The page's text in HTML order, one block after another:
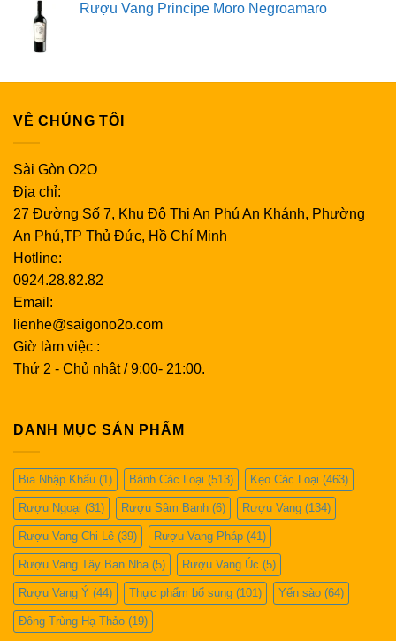
Rượu Vang Principe Moro Negroamaro
VỀ CHÚNG TÔI
Sài Gòn O2O
Địa chỉ:
27 Đường Số 7, Khu Đô Thị An Phú An Khánh, Phường
An Phú,TP Thủ Đức, Hồ Chí Minh
Hotline:
0924.28.82.82
Email:
lienhe@saigono2o.com
Giờ làm việc :
Thứ 2 - Chủ nhật / 9:00- 21:00.
DANH MỤC SẢN PHẨM
Bia Nhập Khẩu (1) Bánh Các Loại (513) Kẹo Các Loại (463)
Rượu Ngoại (31) Rượu Sâm Banh (6) Rượu Vang (134)
Rượu Vang Chi Lê (39) Rượu Vang Pháp (41)
Rượu Vang Tây Ban Nha (5) Rượu Vang Úc (5)
Rượu Vang Ý (44) Thực phẩm bổ sung (101) Yến sào (64)
Đông Trùng Hạ Thảo (19)